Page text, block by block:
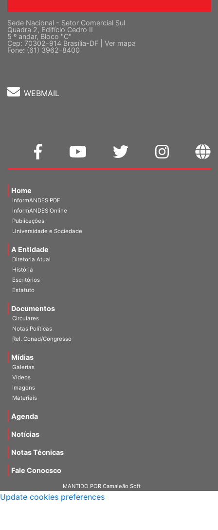
Sede Nacional - Setor Comercial Sul
Quadra 2, Edifício Cedro II
5 º andar, Bloco "C"
Cep: 70302-914 Brasília-DF | Ver mapa
Fone: (61) 3962-8400
WEBMAIL
Home
InformANDES PDF
InformANDES Online
Publicações
Universidade e Sociedade
A Entidade
Diretoria Atual
História
Escritórios
Estatuto
Documentos
Circulares
Notas Políticas
Rel. Conad/Congresso
Mídias
Galerias
Vídeos
Imagens
Materiais
Agenda
Notícias
Notas Técnicas
Fale Conocsco
MANTIDO POR Camaleão Soft
Update cookies preferences